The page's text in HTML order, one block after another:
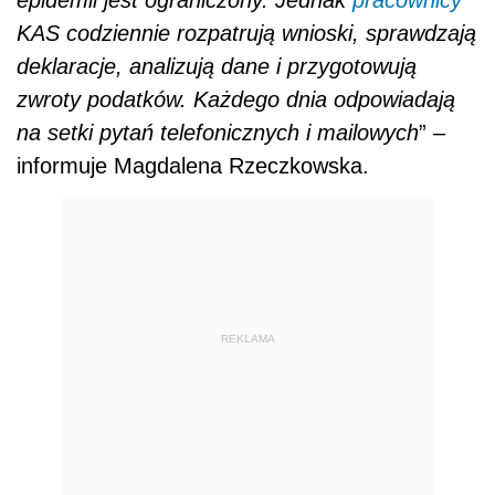
KAS codziennie rozpatrują wnioski, sprawdzają
deklaracje, analizują dane i przygotowują
zwroty podatków. Każdego dnia odpowiadają
na setki pytań telefonicznych i mailowych” –
informuje Magdalena Rzeczkowska.
REKLAMA